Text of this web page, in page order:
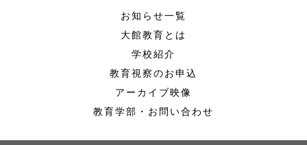
お知らせ一覧
大館教育とは
学校紹介
教育視察のお申込
アーカイブ映像
教育学部・お問い合わせ